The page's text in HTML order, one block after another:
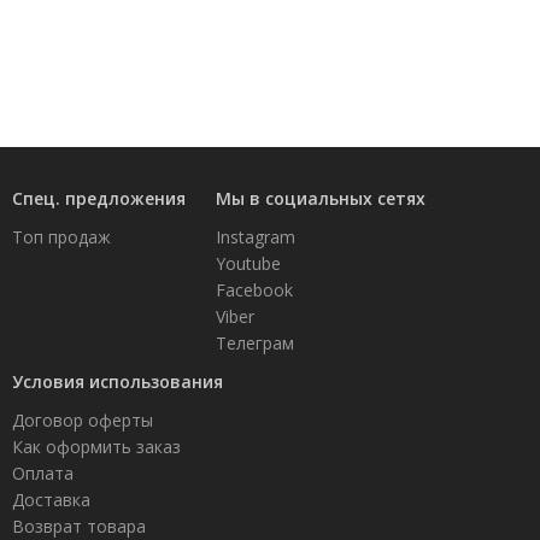
Защита от солнца для лица
Карбокситерапия
Лосьоны, тоники и мисты для лица
Молочко и сливки для лица
Пенки и муссы для лица
Скрабы, пилинги и гоммажи для лица
Спреи для лица
Средства для умывания
Сыворотки, эликсиры, эмульсии, концентраты и
Спец. предложения
Топ продаж
Мы в социальных сетях
Instagram
Youtube
Facebook
Viber
Телеграм
Условия использования
Договор оферты
Как оформить заказ
Оплата
Доставка
Возврат товара